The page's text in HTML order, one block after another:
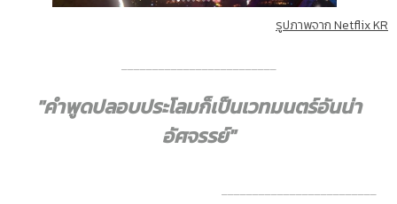
รูปภาพจาก Netflix KR
"คำพูดปลอบประโลมก็เป็นเวทมนตร์อันน่า
อัศจรรย์"